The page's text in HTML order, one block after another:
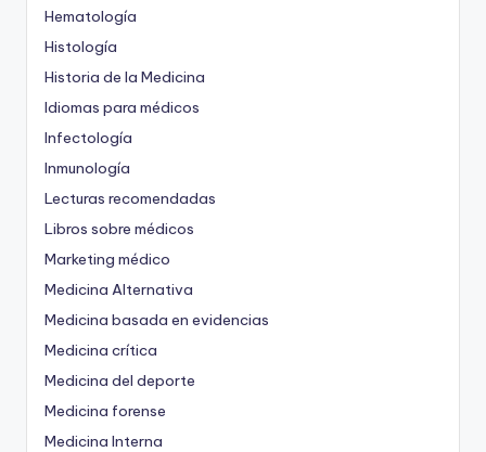
Hematología
Histología
Historia de la Medicina
Idiomas para médicos
Infectología
Inmunología
Lecturas recomendadas
Libros sobre médicos
Marketing médico
Medicina Alternativa
Medicina basada en evidencias
Medicina crítica
Medicina del deporte
Medicina forense
Medicina Interna